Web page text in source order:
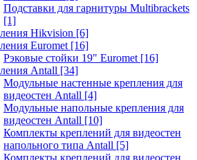
Подставки для гарнитуры Multibrackets
[1]
Hikvision [6]
Euromet [16]
Рэковые стойки 19" Euromet [16]
Antall [34]
Модульные настенные крепления для
видеостен Antall [4]
Модульные напольные крепления для
видеостен Antall [10]
Комплекты креплений для видеостен
напольного типа Antall [5]
Комплекты креплений для видеостен